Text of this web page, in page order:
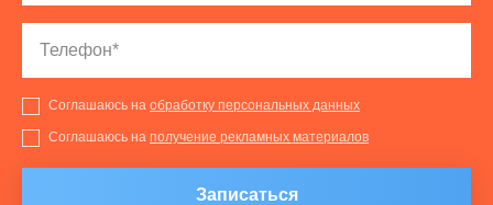
Соглашаюсь на обработку персональных данных
Соглашаюсь на получение рекламных материалов
Записаться